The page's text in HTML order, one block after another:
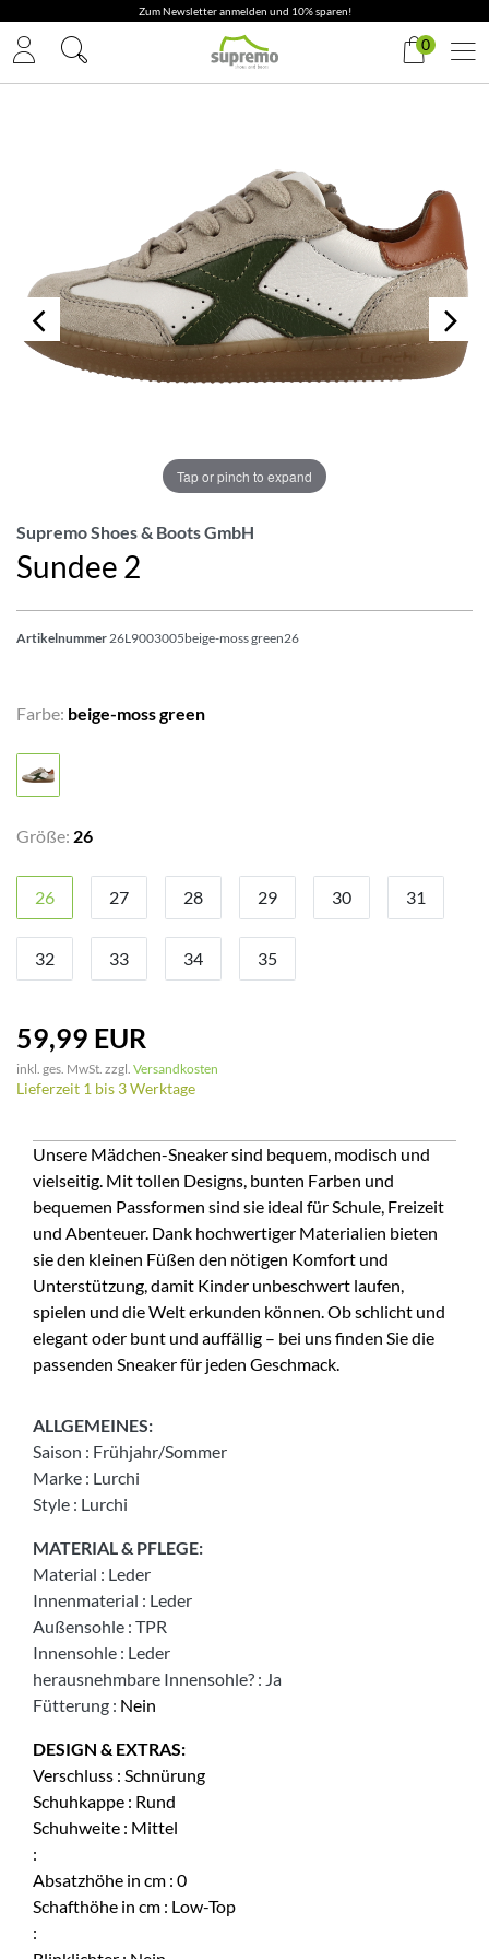
0
Tap or pinch to expand
Supremo Shoes & Boots GmbH
Sundee 2
Artikelnummer26L9003005beige-moss green26
Farbe: beige-moss green
Größe: 26
26 27 28 29 30 31
32 33 34 35
59,99 EUR
inkl. ges. MwSt. zzgl. Versandkosten
Lieferzeit 1 bis 3 Werktage
Unsere Mädchen-Sneaker sind bequem, modisch und
vielseitig. Mit tollen Designs, bunten Farben und
bequemen Passformen sind sie ideal für Schule, Freizeit
und Abenteuer. Dank hochwertiger Materialien bieten
sie den kleinen Füßen den nötigen Komfort und
Unterstützung, damit Kinder unbeschwert laufen,
spielen und die Welt erkunden können. Ob schlicht und
elegant oder bunt und auffällig – bei uns finden Sie die
passenden Sneaker für jeden Geschmack.
ALLGEMEINES:
Saison : Frühjahr/Sommer
Marke : Lurchi
Style : Lurchi
MATERIAL & PFLEGE:
Material : Leder
Innenmaterial : Leder
Außensohle : TPR
Innensohle : Leder
herausnehmbare Innensohle? : Ja
Fütterung : Nein
DESIGN & EXTRAS:
Verschluss : Schnürung
Schuhkappe : Rund
Schuhweite : Mittel
:
Absatzhöhe in cm : 0
Schafthöhe in cm : Low-Top
: